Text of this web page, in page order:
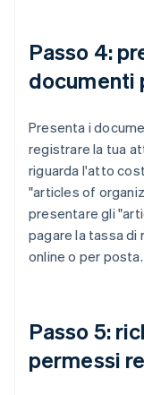
Passo 4:
documenti
Presenta i
registrare la tua
riguarda l'atto
"articles of
presentare gli
pagare la tassa
online o per posta.
Passo 5:
permessi